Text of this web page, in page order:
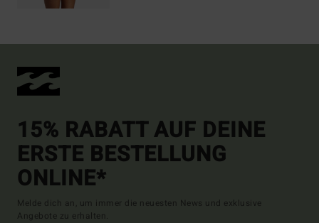
15% RABATT AUF DEINE
ERSTE BESTELLUNG
ONLINE*
Melde dich an, um immer die neuesten News und exklusive
Angebote zu erhalten.